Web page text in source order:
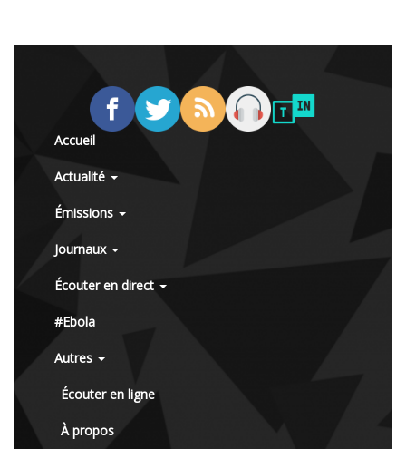
Accueil
Actualité
Émissions
Journaux
Écouter en direct
#Ebola
Autres
Écouter en ligne
À propos